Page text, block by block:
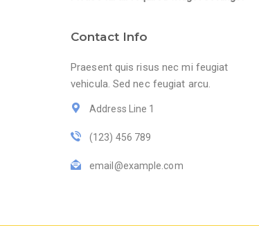
Contact Info
Praesent quis risus nec mi feugiat
vehicula. Sed nec feugiat arcu.
Address Line 1
(123) 456 789
email@example.com